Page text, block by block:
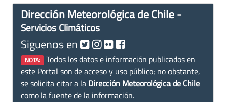
Dirección Meteorológica de Chile -
Servicios Climáticos
Siguenos en
NOTA: Todos los datos e información publicados en
este Portal son de acceso y uso público; no obstante,
se solicita citar a la Dirección Meteorológica de Chile
como la fuente de la información.